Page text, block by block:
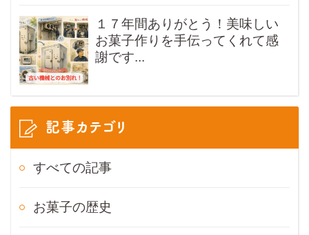
１７年間ありがとう！美味しい
お菓子作りを手伝ってくれて感
謝です...
記事カテゴリ
すべての記事
お菓子の歴史